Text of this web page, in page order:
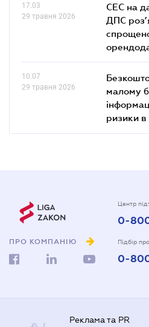
17.03
29 травня 2026
СЕС на
ДПС
10.07
29 травня 2026
малому
ризики
ПРО КОМПАНІЮ
Центр
0-
Підбір
0-
Реклама та PR